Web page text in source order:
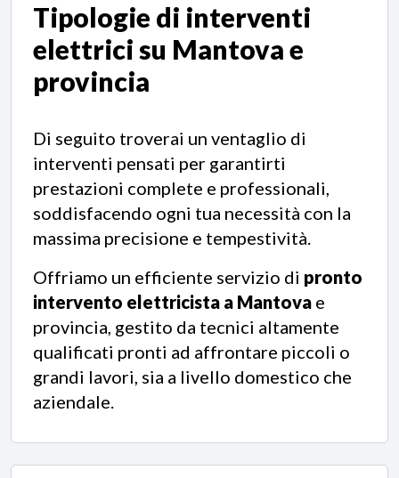
Tipologie di interventi
elettricisu Mantova e
provincia
Di seguito troverai un ventaglio di
interventi pensati per garantirti
prestazioni complete e professionali,
soddisfacendo ogni tua necessità con la
massima precisione e tempestività.
Offriamo un efficiente servizio di pronto
intervento elettricista a Mantova e
provincia, gestito da tecnici altamente
qualificati pronti ad affrontare piccoli o
grandi lavori, sia a livello domestico che
aziendale.